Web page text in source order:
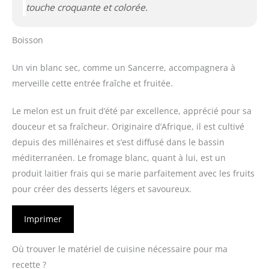
touche croquante et colorée.
Boisson
Un vin blanc sec, comme un Sancerre, accompagnera à
merveille cette entrée fraîche et fruitée.
Le melon est un fruit d’été par excellence, apprécié pour sa
douceur et sa fraîcheur. Originaire d’Afrique, il est cultivé
depuis des millénaires et s’est diffusé dans le bassin
méditerranéen. Le fromage blanc, quant à lui, est un
produit laitier frais qui se marie parfaitement avec les fruits
pour créer des desserts légers et savoureux.
Imprimer
Où trouver le matériel de cuisine nécessaire pour ma
recette ?